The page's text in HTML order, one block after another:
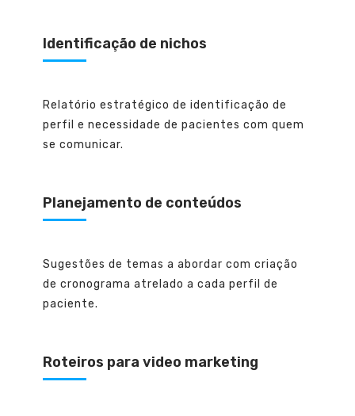
Identificação de nichos
Relatório estratégico de identificação de
perfil e necessidade de pacientes com quem
se comunicar.
Planejamento de conteúdos
Sugestões de temas a abordar com criação
de cronograma atrelado a cada perfil de
paciente.
Roteiros para video marketing